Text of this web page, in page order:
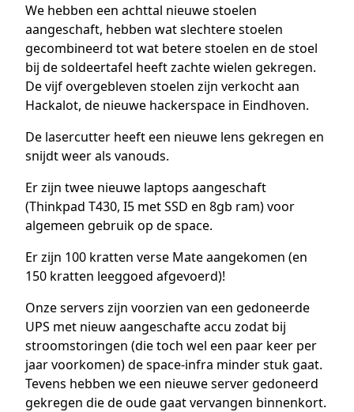
We hebben een achttal nieuwe stoelen
aangeschaft, hebben wat slechtere stoelen
gecombineerd tot wat betere stoelen en de stoel
bij de soldeertafel heeft zachte wielen gekregen.
De vijf overgebleven stoelen zijn verkocht aan
Hackalot, de nieuwe hackerspace in Eindhoven.
De lasercutter heeft een nieuwe lens gekregen en
snijdt weer als vanouds.
Er zijn twee nieuwe laptops aangeschaft
(Thinkpad T430, I5 met SSD en 8gb ram) voor
algemeen gebruik op de space.
Er zijn 100 kratten verse Mate aangekomen (en
150 kratten leeggoed afgevoerd)!
Onze servers zijn voorzien van een gedoneerde
UPS met nieuw aangeschafte accu zodat bij
stroomstoringen (die toch wel een paar keer per
jaar voorkomen) de space-infra minder stuk gaat.
Tevens hebben we een nieuwe server gedoneerd
gekregen die de oude gaat vervangen binnenkort.